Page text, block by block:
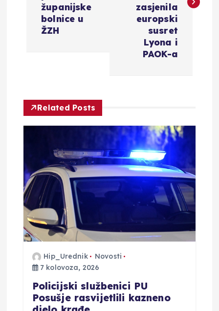
o
b
županijske
bolnice u
ŽZH
zasjenila
europski
susret
Lyona i
PAOK-a
Related Posts
Hip_Urednik
Novosti
7 kolovoza, 2026
Policijski službenici PU
Posušje rasvijetlili kazneno